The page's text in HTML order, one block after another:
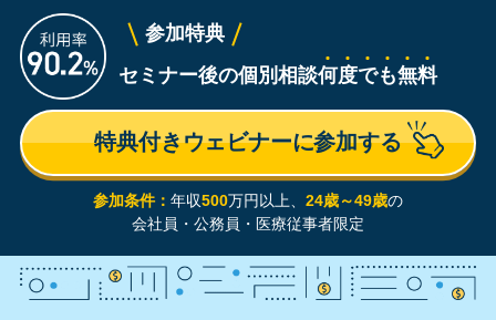
参加特典
セミナー後の個別相談何度でも無料
特典付きウェビナーに参加する
参加条件： 年収500万円以上、 24歳～49歳の
会社員・公務員・医療従事者限定